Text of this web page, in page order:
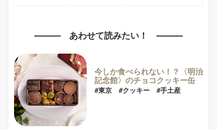
——— あわせて読みたい！ ———
今しか食べられない！？〈明治
記念館〉のチョコクッキー缶
#東京　#クッキー　#手土産